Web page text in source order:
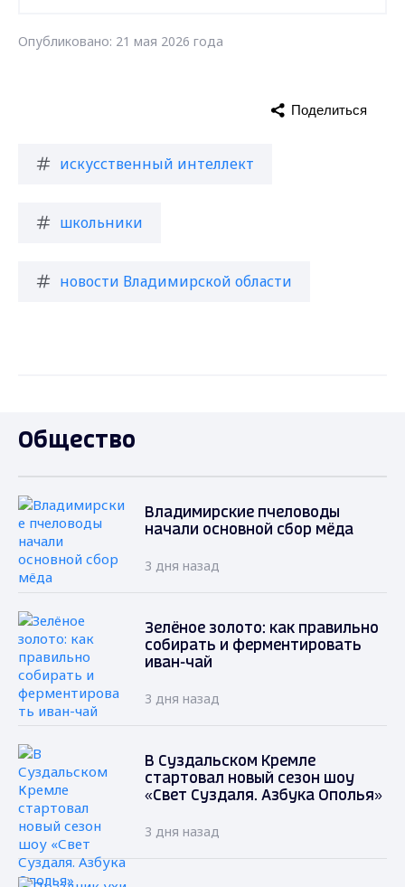
Опубликовано: 21 мая 2026 года
искусственный интеллект
школьники
новости Владимирской области
Поделиться
Общество
Владимирские пчеловоды
начали основной сбор мёда
3 дня назад
Зелёное золото: как правильно
собирать и ферментировать
иван-чай
3 дня назад
В Суздальском Кремле
стартовал новый сезон шоу
«Свет Суздаля. Азбука Ополья»
3 дня назад